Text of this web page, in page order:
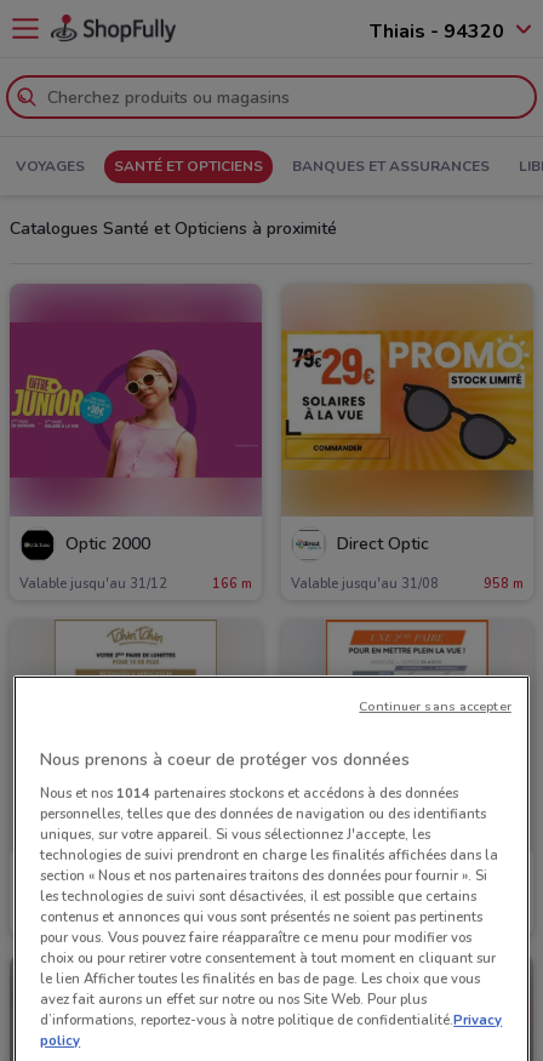
Thiais - 94320
VOYAGES SANTÉ ET OPTICIENS BANQUES ET ASSURANCES
Catalogues Santé et Opticiens à proximité
Optic 2000
Valable jusqu'au 31/12 166 m
Direct Optic
Valable jusqu'au 31/08 958 m
Alain Afflelou
Valable jusqu'au 31/12 1.8 km
Les Opticiens Conseils
Valable jusqu'au 31/12 1.9 km
Nous prenons à coeur de protéger vos données
Nous et nos 1014partenaires stockons et accédons à des données
personnelles, telles que des données de navigation ou des identifiants
uniques, sur votre appareil. Si vous sélectionnez J'accepte, les
technologies de suivi prendront en charge les finalités affichées dans la
section « Nous et nos partenaires traitons des données pour fournir ». Si
les technologies de suivi sont désactivées, il est possible que certains
contenus et annonces qui vous sont présentés ne soient pas pertinents
pour vous. Vous pouvez faire réapparaître ce menu pour modifier vos
choix ou pour retirer votre consentement à tout moment en cliquant sur
le lien Afficher toutes les finalités en bas de page. Les choix que vous
avez fait aurons un effet sur notre ou nos Site Web. Pour plus
d’informations, reportez-vous à notre politique de confidentialité.Privacy
policy
Continuer sans accepter